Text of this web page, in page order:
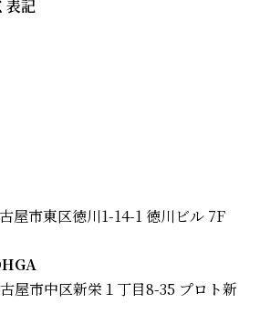
表記
屋市東区徳川1-14-1 徳川ビル 7F
屋市中区新栄１丁目8-35 プロト新